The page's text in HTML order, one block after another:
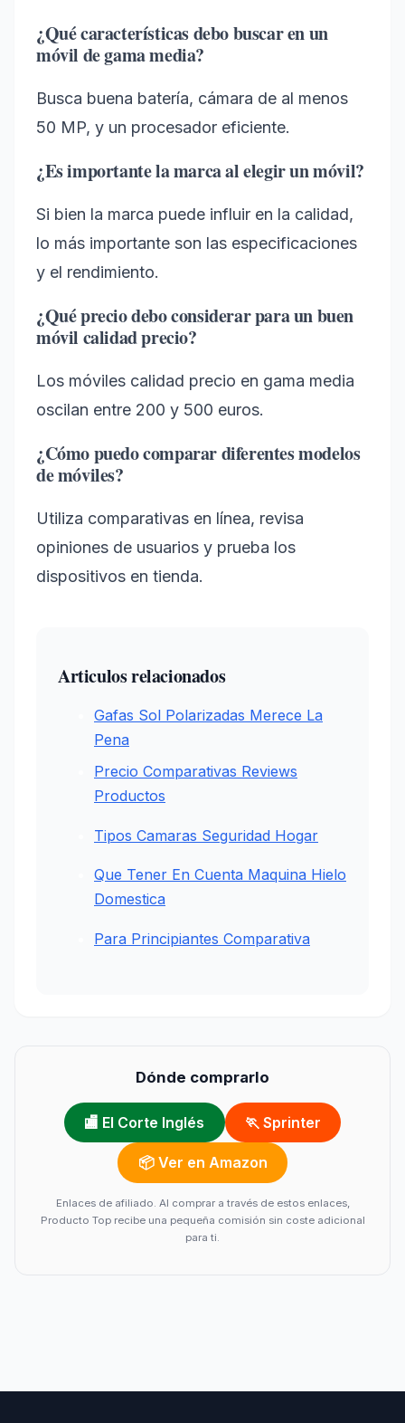
¿Qué características debo buscar en un
móvil de gama media?
Busca buena batería, cámara de al menos
50 MP, y un procesador eficiente.
¿Es importante la marca al elegir un móvil?
Si bien la marca puede influir en la calidad,
lo más importante son las especificaciones
y el rendimiento.
¿Qué precio debo considerar para un buen
móvil calidad precio?
Los móviles calidad precio en gama media
oscilan entre 200 y 500 euros.
¿Cómo puedo comparar diferentes modelos
de móviles?
Utiliza comparativas en línea, revisa
opiniones de usuarios y prueba los
dispositivos en tienda.
Articulos relacionados
Gafas Sol Polarizadas Merece La
Pena
Precio Comparativas Reviews
Productos
Tipos Camaras Seguridad Hogar
Que Tener En Cuenta Maquina Hielo
Domestica
Para Principiantes Comparativa
Dónde comprarlo
🏬 El Corte Inglés 🏃 Sprinter
📦 Ver en Amazon
Enlaces de afiliado. Al comprar a través de estos enlaces,
Producto Top recibe una pequeña comisión sin coste adicional
para ti.